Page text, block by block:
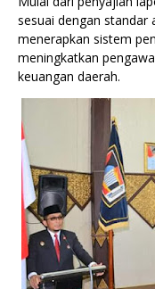
sesuai dengan standar
menerapkan sistem
meningkatkan
keuangan daerah.